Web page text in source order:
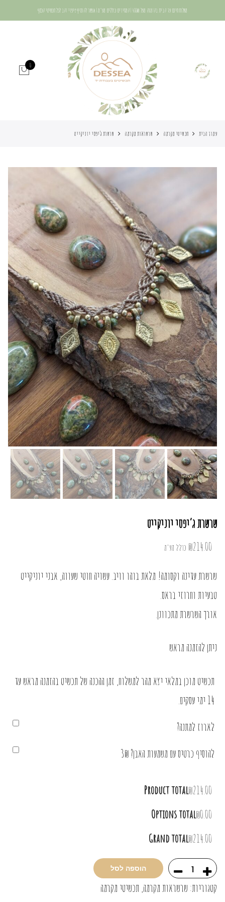
משלוח חינם עד הבית בהזמנה מעל 400₪ | המחירים כוללים מע"מ | אפשר להוסיף ציפוי זהב לכל תכשיטי הכסף
0
עמוד הבית תכשיטי מקרמה שרשראות מקרמה שרשרת ג’יפסי יוניקייט
שרשרת ג’יפסי יוניקייט
₪214.00 כולל מע"מ
שרשרת עדינה וקסומה! מלאת בוהו וויב. עשויה חוטי שעווה, אבני יוניקייט
טבעיות וחרוזי בראס.
אורך השרשרת מתכוונן.
ניתן להזמנה מראש
תכשיט מוכן במלאי יצא מהר למשלוח, זמן ההכנה של תכשיט בהזמנה מראש עד
14 ימי עסקים.
לארוז למתנה?
להוסיף כרטיס עם משמעות האבן? 3₪
Product total₪214.00
Options total₪0.00
Grand total₪214.00
הוספה לסל
קטגוריות: שרשראות מקרמה תכשיטי מקרמה